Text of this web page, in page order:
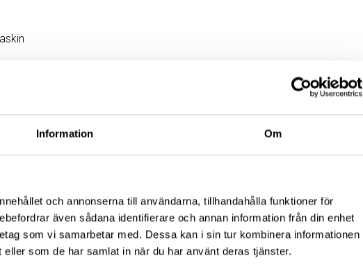
Information Om
och annonserna till användarna, tillhandahålla funktioner för
även sådana identifierare och annan information från din enhet
som vi samarbetar med. Dessa kan i sin tur kombinera informationen
som de har samlat in när du har använt deras tjänster.